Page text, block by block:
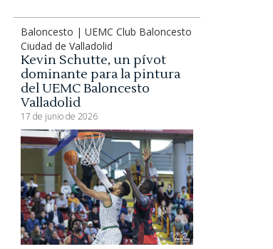
Baloncesto | UEMC Club Baloncesto
Ciudad de Valladolid
Kevin Schutte, un pívot
dominante para la pintura
del UEMC Baloncesto
Valladolid
17 de junio de 2026